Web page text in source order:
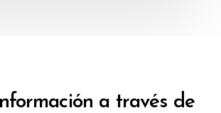
a través de